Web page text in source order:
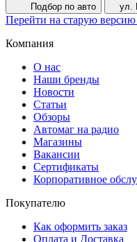
Подбор по авто ул.
Перейти на старую версию
Компания
О нас
Наши бренды
Новости
Статьи
Обзоры
Автомаг на радио
Магазины
Вакансии
Сертификаты
Корпоративное
Покупателю
Как оформить заказ
Оплата и Доставка